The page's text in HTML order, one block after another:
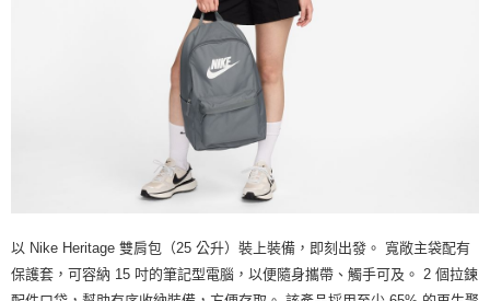
以 Nike Heritage 雙肩包（25 公升）裝上裝備，即刻出發。 寬敞主袋配有
保護套，可容納 15 吋的筆記型電腦，以便隨身攜帶、觸手可及。 2 個拉鍊